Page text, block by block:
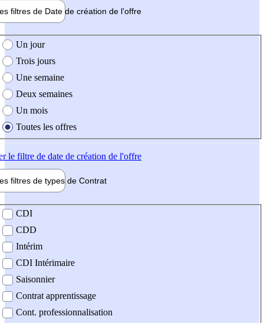
filtres de Date de création de l'offre
création de l'offre
Un jour
Trois jours
Une semaine
Deux semaines
Un mois
Toutes les offres
le filtre de date de création de l'offre
filtres de types de Contrat
contrat
CDI
CDD
Intérim
CDI Intérimaire
Saisonnier
Contrat apprentissage
Cont. professionnalisation